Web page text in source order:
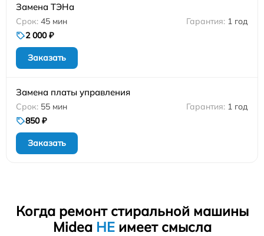
Замена ТЭНа
45 мин
1 год
2 000 ₽
Заказать
Замена платы управления
55 мин
1 год
850 ₽
Заказать
Когда ремонт стиральной машины
Midea НЕимеет смысла